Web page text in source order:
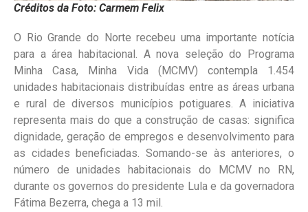
Créditos da Foto: Carmem Felix
O Rio Grande do Norte recebeu uma importante notícia
para a área habitacional. A nova seleção do Programa
Minha Casa, Minha Vida (MCMV) contempla 1.454
unidades habitacionais distribuídas entre as áreas urbana
e rural de diversos municípios potiguares. A iniciativa
representa mais do que a construção de casas: significa
dignidade, geração de empregos e desenvolvimento para
as cidades beneficiadas. Somando-se às anteriores, o
número de unidades habitacionais do MCMV no RN,
durante os governos do presidente Lula e da governadora
Fátima Bezerra, chega a 13 mil.